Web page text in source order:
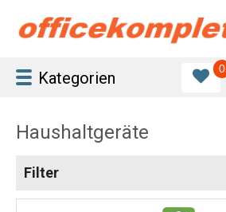
Kategorien 0
Haushaltgeräte
Filter